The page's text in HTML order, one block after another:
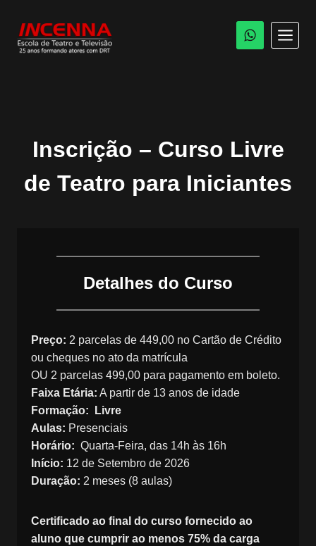
para
Inscrição – Curso Livre
de Teatro para Iniciantes
Detalhes do Curso
Preço: 2 parcelas de 449,00 no Cartão de Crédito
ou cheques no ato da matrícula
OU 2 parcelas 499,00 para pagamento em boleto.
Faixa Etária: A partir de 13 anos de idade
Formação: Livre
Aulas: Presenciais
Horário: Quarta-Feira, das 14h às 16h
Início: 12 de Setembro de 2026
Duração: 2 meses (8 aulas)
Certificado ao final do curso fornecido ao
aluno que cumprir ao menos 75% da carga